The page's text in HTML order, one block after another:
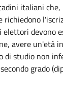
italiani che,
richiedono
devono
avere un'età
di studio non
grado